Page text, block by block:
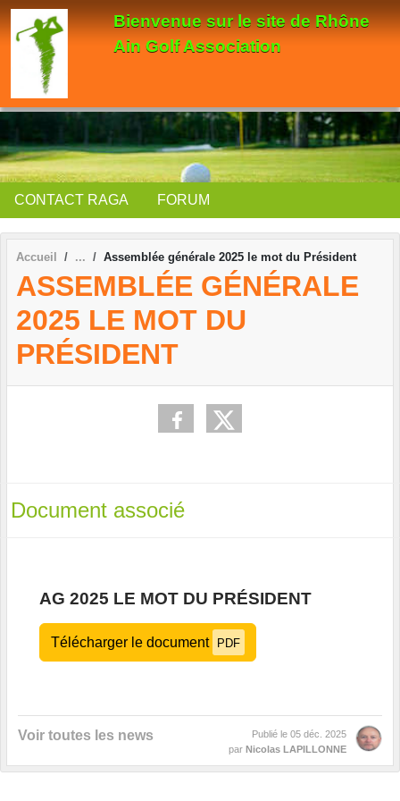
Bienvenue sur le site de Rhône
Ain Golf Association
CONTACT RAGA FORUM
Accueil Assemblée générale 2025 le mot du Président
ASSEMBLÉE GÉNÉRALE
2025 LE MOT DU
PRÉSIDENT
Document associé
AG 2025 LE MOT DU PRÉSIDENT
Télécharger le document PDF
Voir toutes les news Publié le 05 déc. 2025
par Nicolas LAPILLONNE
Panneau de gestion des cookies